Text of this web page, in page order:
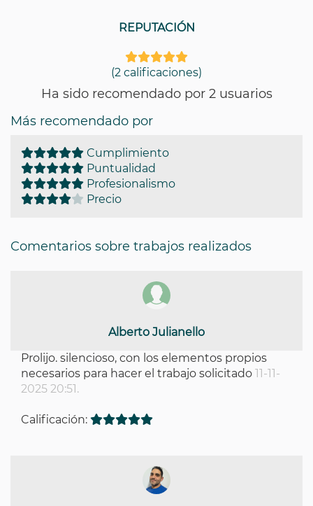
REPUTACIÓN
(2 calificaciones)
Ha sido recomendado por 2 usuarios
Más recomendado por
Cumplimiento
Puntualidad
Profesionalismo
Precio
Comentarios sobre trabajos realizados
Alberto Julianello
Prolijo. silencioso, con los elementos propios
necesarios para hacer el trabajo solicitado 11-11-
2025 20:51.
Calificación: